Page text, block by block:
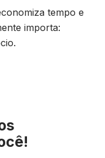
tempo e
importa: